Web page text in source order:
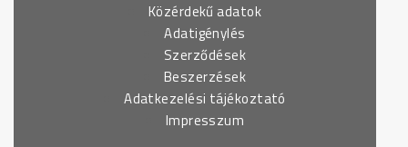
Közérdekű adatok
Adatigénylés
Szerződések
Beszerzések
Adatkezelési tájékoztató
Impresszum